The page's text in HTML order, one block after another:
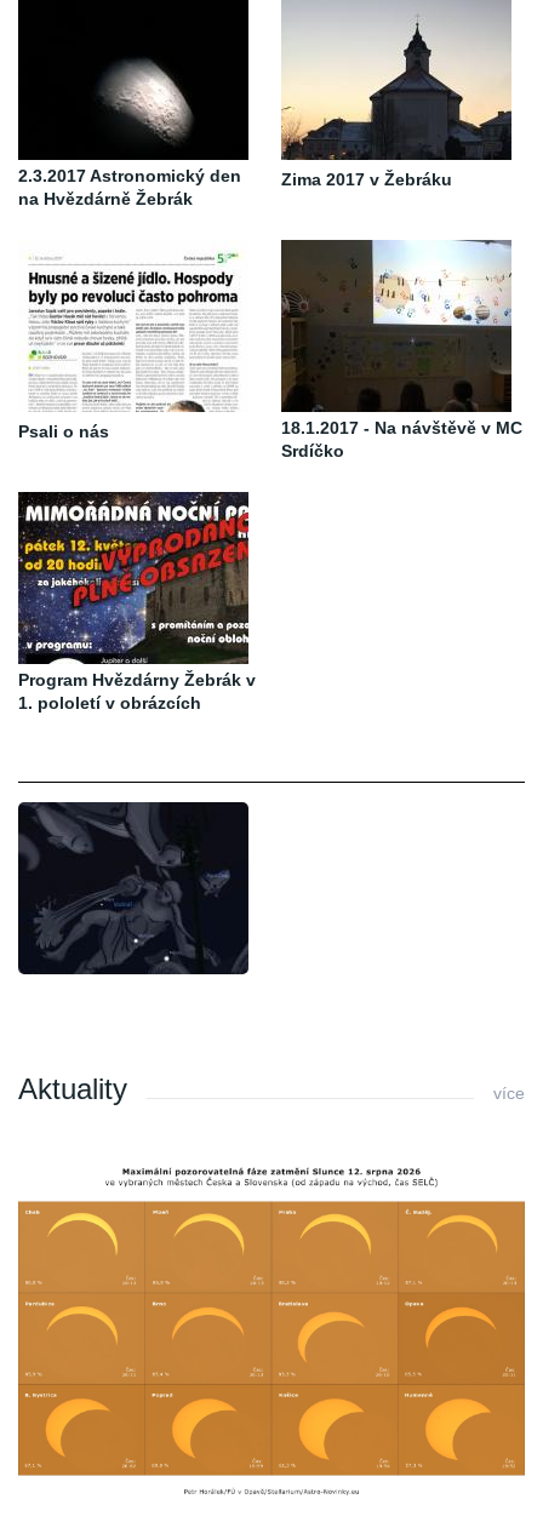
2.3.2017 Astronomický den
na Hvězdárně Žebrák
Zima 2017 v Žebráku
Psali o nás
18.1.2017 - Na návštěvě v MC
Srdíčko
Program Hvězdárny Žebrák v
1. pololetí v obrázcích
Aktuality více